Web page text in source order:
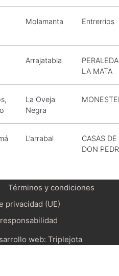
Molamanta Entrerrios
Arrajatabla
LA MATA
La Oveja
Negra
L’arrabal
CASAS DE
DON
Términos y condiciones
privacidad (UE)
web: Triplejota